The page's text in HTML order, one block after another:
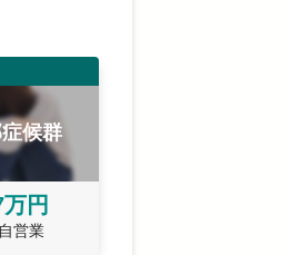
候群
円
営業